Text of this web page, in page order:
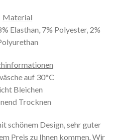
Material
Elasthan, 7% Polyester, 2%
auf 30°C
Bleichen
Trocknen
schönem Design, sehr guter
Preis zu Ihnen kommen. Wir